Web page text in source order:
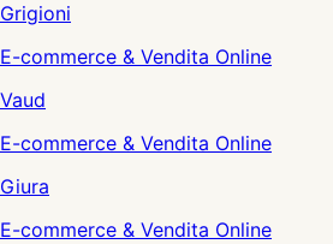
Grigioni
E-commerce & Vendita Online
Vaud
E-commerce & Vendita Online
Giura
E-commerce & Vendita Online